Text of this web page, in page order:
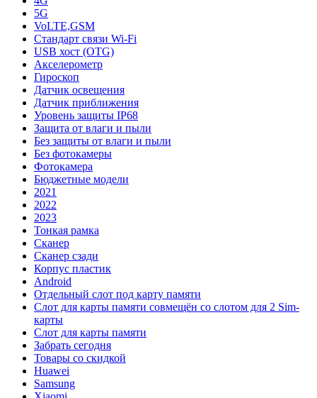
5G
VoLTE,GSM
Стандарт связи Wi-Fi
USB хост (OTG)
Акселерометр
Гироскоп
Датчик освещения
Датчик приближения
Уровень защиты IP68
Защита от влаги и пыли
Без защиты от влаги и пыли
Без фотокамеры
Фотокамера
Бюджетные модели
2021
2022
2023
Тонкая рамка
Сканер
Сканер сзади
Корпус пластик
Android
Отдельный слот под карту памяти
Слот для карты памяти совмещён со слотом для 2 Sim-
карты
Слот для карты памяти
Забрать сегодня
Товары со скидкой
Huawei
Samsung